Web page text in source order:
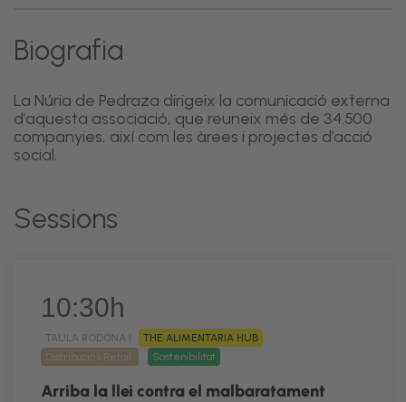
Biografia
La Núria de Pedraza dirigeix la comunicació externa
d’aquesta associació, que reuneix més de 34.500
companyies, així com les àrees i projectes d’acció
social.
Sessions
10:30h
TAULA RODONA |
THE ALIMENTARIA HUB
Distribució i Retail
Sostenibilitat
Arriba la llei contra el malbaratament